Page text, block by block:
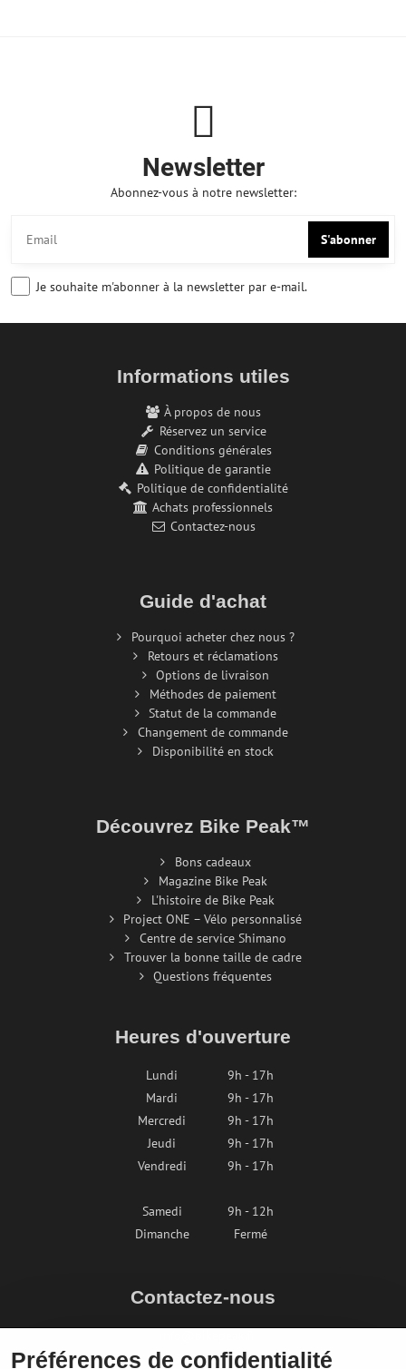
Newsletter
Abonnez-vous à notre newsletter:
S'abonner
Je souhaite m'abonner à la newsletter par e-mail.
Informations utiles
À propos de nous
Réservez un service
Conditions générales
Politique de garantie
Politique de confidentialité
Achats professionnels
Contactez-nous
Guide d'achat
Pourquoi acheter chez nous ?
Retours et réclamations
Options de livraison
Méthodes de paiement
Statut de la commande
Changement de commande
Disponibilité en stock
Découvrez Bike Peak™
Bons cadeaux
Magazine Bike Peak
L'histoire de Bike Peak
Project ONE – Vélo personnalisé
Centre de service Shimano
Trouver la bonne taille de cadre
Questions fréquentes
Heures d'ouverture
Lundi
9h - 17h
Mardi
9h - 17h
Mercredi
9h - 17h
Jeudi
9h - 17h
Vendredi
9h - 17h
Samedi
9h - 12h
Dimanche
Fermé
Contactez-nous
+436764858804
Préférences de confidentialité